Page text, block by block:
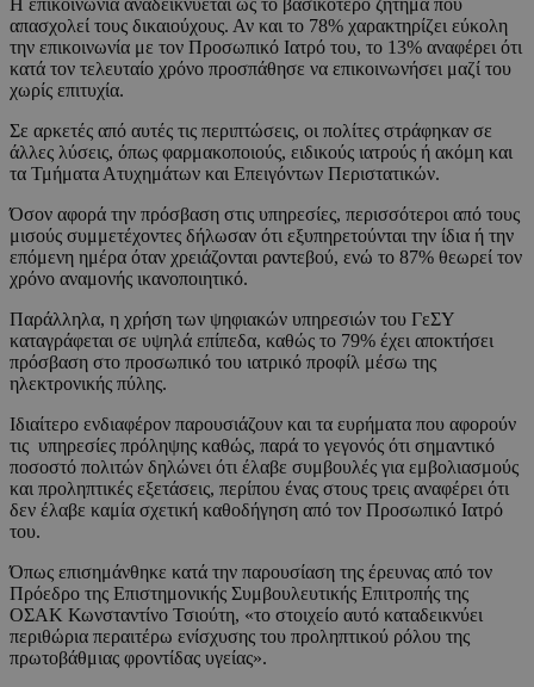
Η επικοινωνία αναδεικνύεται ως το βασικότερο ζήτημα που
απασχολεί τους δικαιούχους. Αν και το 78% χαρακτηρίζει εύκολη
την επικοινωνία με τον Προσωπικό Ιατρό του, το 13% αναφέρει ότι
κατά τον τελευταίο χρόνο προσπάθησε να επικοινωνήσει μαζί του
χωρίς επιτυχία.
Σε αρκετές από αυτές τις περιπτώσεις, οι πολίτες στράφηκαν σε
άλλες λύσεις, όπως φαρμακοποιούς, ειδικούς ιατρούς ή ακόμη και
τα Τμήματα Ατυχημάτων και Επειγόντων Περιστατικών.
Όσον αφορά την πρόσβαση στις υπηρεσίες, περισσότεροι από τους
μισούς συμμετέχοντες δήλωσαν ότι εξυπηρετούνται την ίδια ή την
επόμενη ημέρα όταν χρειάζονται ραντεβού, ενώ το 87% θεωρεί τον
χρόνο αναμονής ικανοποιητικό.
Παράλληλα, η χρήση των ψηφιακών υπηρεσιών του ΓεΣΥ
καταγράφεται σε υψηλά επίπεδα, καθώς το 79% έχει αποκτήσει
πρόσβαση στο προσωπικό του ιατρικό προφίλ μέσω της
ηλεκτρονικής πύλης.
Ιδιαίτερο ενδιαφέρον παρουσιάζουν και τα ευρήματα που αφορούν
τις υπηρεσίες πρόληψης καθώς, παρά το γεγονός ότι σημαντικό
ποσοστό πολιτών δηλώνει ότι έλαβε συμβουλές για εμβολιασμούς
και προληπτικές εξετάσεις, περίπου ένας στους τρεις αναφέρει ότι
δεν έλαβε καμία σχετική καθοδήγηση από τον Προσωπικό Ιατρό
του.
Όπως επισημάνθηκε κατά την παρουσίαση της έρευνας από τον
Πρόεδρο της Επιστημονικής Συμβουλευτικής Επιτροπής της
ΟΣΑΚ Κωνσταντίνο Τσιούτη, «το στοιχείο αυτό καταδεικνύει
περιθώρια περαιτέρω ενίσχυσης του προληπτικού ρόλου της
πρωτοβάθμιας φροντίδας υγείας».